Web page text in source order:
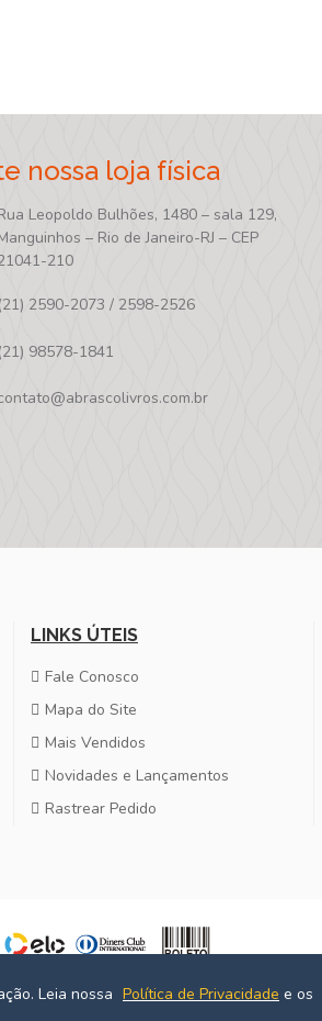
nossa loja física
Leopoldo Bulhões, 1480 – sala 129,
– Rio de Janeiro-RJ – CEP
210
(21) 2590-2073 / 2598-2526
(21) 98578-1841
LINKS ÚTEIS
Fale Conosco
Mapa do Site
Mais Vendidos
Novidades e Lançamentos
Rastrear Pedido
Leia nossa Política de Privacidade e os